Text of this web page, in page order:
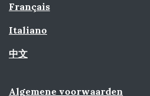
Français
Italiano
中文
Algemene voorwaarden